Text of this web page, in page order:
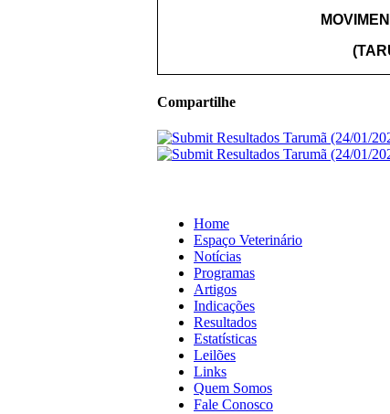
Compartilhe
Home
Espaço Veterinário
Notícias
Programas
Artigos
Indicações
Resultados
Estatísticas
Leilões
Links
Quem Somos
Fale Conosco